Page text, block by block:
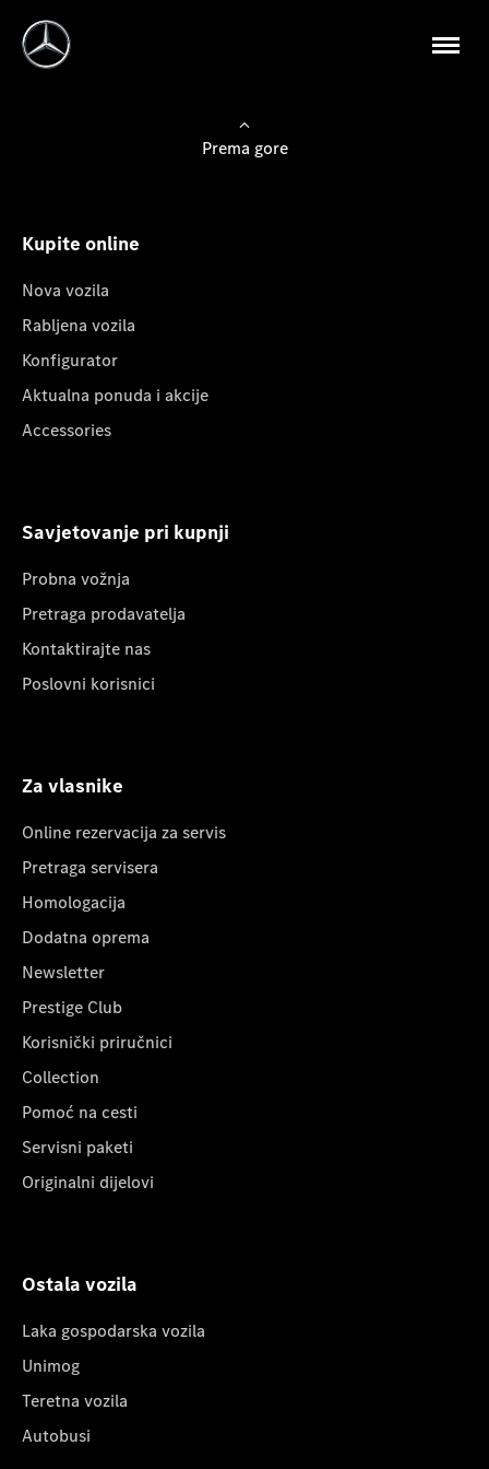
Prema gore
Kupite online
Nova vozila
Rabljena vozila
Konfigurator
Aktualna ponuda i akcije
Accessories
Savjetovanje pri kupnji
Probna vožnja
Pretraga prodavatelja
Kontaktirajte nas
Poslovni korisnici
Za vlasnike
Online rezervacija za servis
Pretraga servisera
Homologacija
Dodatna oprema
Newsletter
Prestige Club
Korisnički priručnici
Collection
Pomoć na cesti
Servisni paketi
Originalni dijelovi
Ostala vozila
Laka gospodarska vozila
Unimog
Teretna vozila
Autobusi